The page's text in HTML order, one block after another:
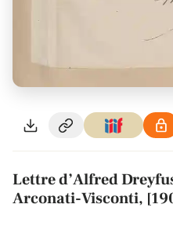
Lettre d’Alfred
Arconati-Visconti,